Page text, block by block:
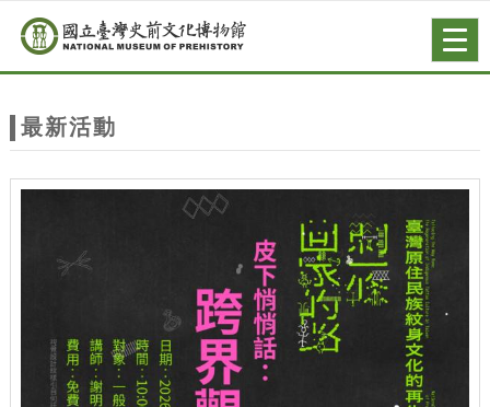
站
主
跳到主要內容
網站導覽
最新活動